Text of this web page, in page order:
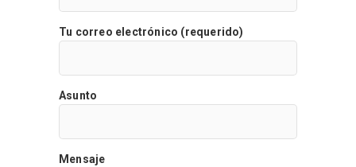
Tu correo electrónico (requerido)
Asunto
Mensaje